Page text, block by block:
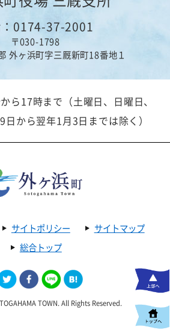
0174-37-2001
〒030-1798
外ヶ浜町字三厩新町18番地１
ら17時まで（土曜日、日曜日、
から翌年1月3日までは除く）
サイトポリシー
サイトマップ
総合トップ
TOWN. All Rights Reserved.